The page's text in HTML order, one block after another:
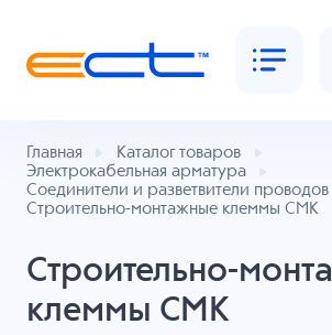
Главная
Каталог товаров
Электрокабельная арматура
Соединители и разветвители проводов
Строительно-монтажные клеммы СМК
Строительно-
клеммы СМК